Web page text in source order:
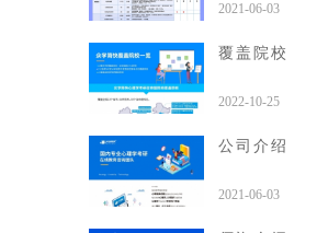
2021-06-03
覆盖院校
2022-10-25
公司介绍
2021-06-03